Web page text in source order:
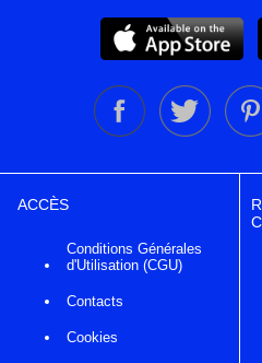
ACCÈS
Conditions Générales
d'Utilisation (CGU)
Contacts
Cookies